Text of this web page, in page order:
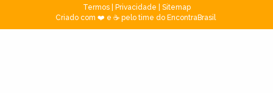
Termos| Privacidade
Sitemap
Criado com ❤️ e ☕ pelo time do EncontraBrasil